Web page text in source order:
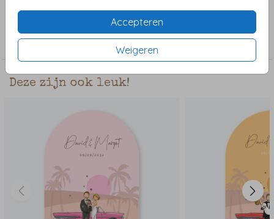
Accepteren
Weigeren
Bijzondere vorm in enkele kaart
Deze zijn ook leuk!